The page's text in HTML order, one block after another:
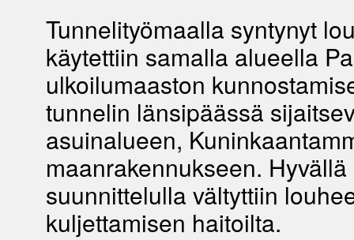
Tunnelityömaalla syntynyt
käytettiin samalla alueella
ulkoilumaaston
tunnelin länsipäässä
asuinalueen,
maanrakennukseen. Hyvällä
suunnittelulla vältyttiin
kuljettamisen haitoilta.